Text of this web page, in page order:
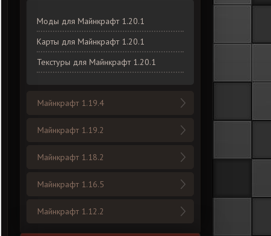
Моды для Майнкрафт 1.20.1
Карты для Майнкрафт 1.20.1
Текстуры для Майнкрафт 1.20.1
Майнкрафт 1.19.4
Майнкрафт 1.19.2
Майнкрафт 1.18.2
Майнкрафт 1.16.5
Майнкрафт 1.12.2